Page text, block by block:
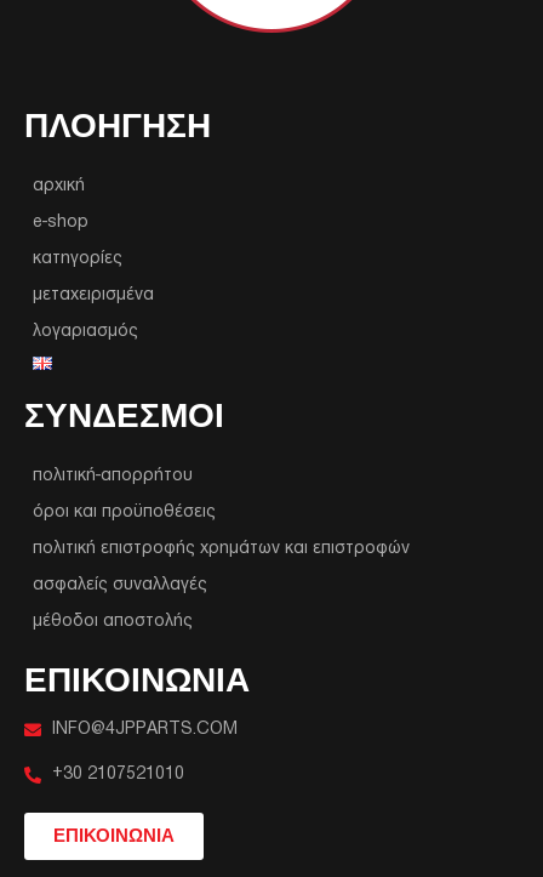
ΠΛΟΉΓΗΣΗ
αρχική
e-shop
κατηγορίες
μεταχειρισμένα
λογαριασμός
ΣΥΝΔΕΣΜΟΙ
πολιτική-απορρήτου
όροι και προϋποθέσεις
πολιτική επιστροφής χρημάτων και επιστροφών
ασφαλείς συναλλαγές
μέθοδοι αποστολής
ΕΠΙΚΟΙΝΩΝΙΑ
INFO@4JPPARTS.COM
+30 2107521010
ΕΠΙΚΟΙΝΩΝΙΑ